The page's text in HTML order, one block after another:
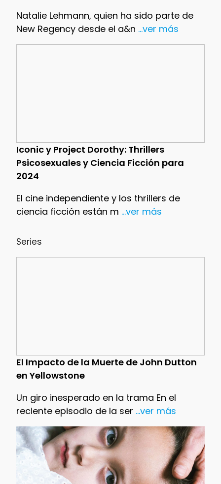
Natalie Lehmann, quien ha sido parte de
New Regency desde el a&n ...ver más
Iconic y Project Dorothy: Thrillers
Psicosexuales y Ciencia Ficción para
2024
El cine independiente y los thrillers de
ciencia ficción están m ...ver más
Series
El Impacto de la Muerte de John Dutton
en Yellowstone
Un giro inesperado en la trama En el
reciente episodio de la ser ...ver más